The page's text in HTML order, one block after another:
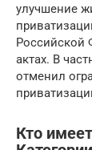
улучшение
Российской
актах. В
отменил
Кто